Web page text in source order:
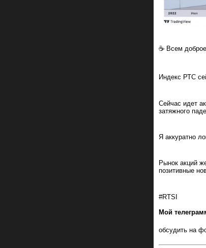
☕️ Всем
Индекс РТС
Сейчас идет
затяжного
Я аккуратно
Рынок акций
позитивные
#RTSI
Мой
обсудить на